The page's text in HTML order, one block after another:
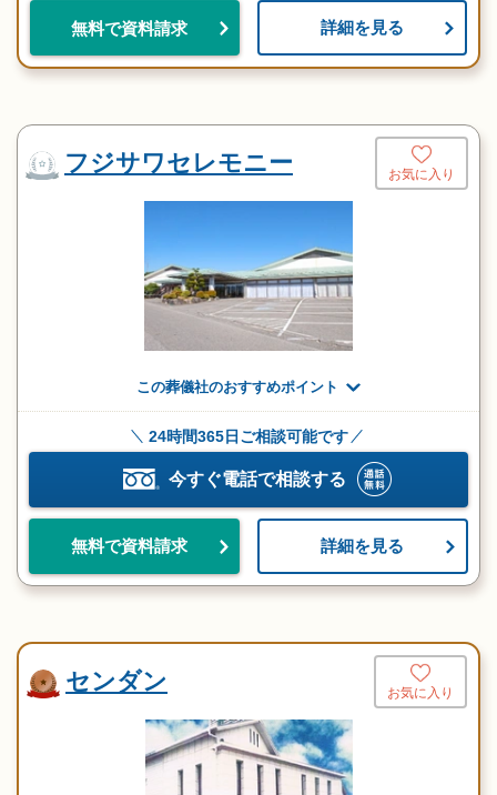
無料で資料請求 詳細を見る
フジサワセレモニー お気に入り
この葬儀社のおすすめポイント
24時間365日ご相談可能です
今すぐ電話で相談する
無料で資料請求 詳細を見る
センダン お気に入り